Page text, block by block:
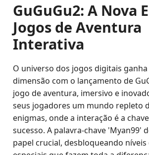
GuGuGu2: A Nova
Jogos de Aventura
Interativa
O universo dos jogos digitais
dimensão com o lançamento de
jogo de aventura, imersivo e
seus jogadores um mundo repleto
enigmas, onde a interação é a
sucesso. A palavra-chave 'Myan99'
papel crucial, desbloqueando níveis